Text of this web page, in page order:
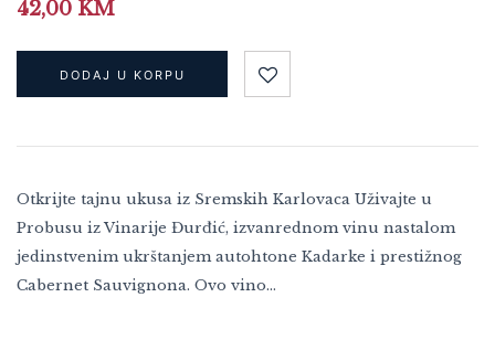
42,00 KM
DODAJ U KORPU
Otkrijte tajnu ukusa iz Sremskih Karlovaca Uživajte u
Probusu iz Vinarije Đurđić, izvanrednom vinu nastalom
jedinstvenim ukrštanjem autohtone Kadarke i prestižnog
Cabernet Sauvignona. Ovo vino…